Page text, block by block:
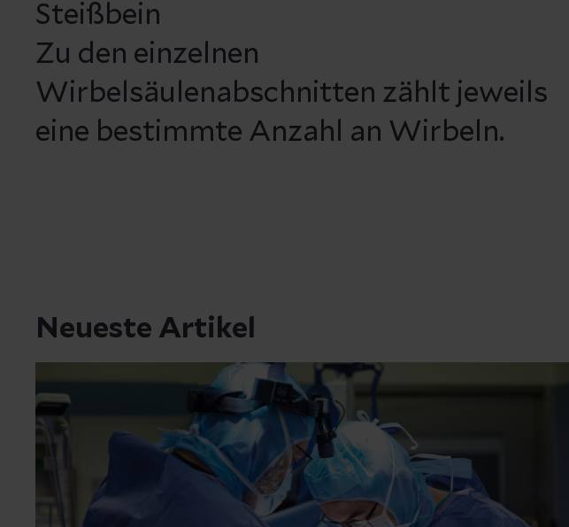
Steißbein
Zu den einzelnen
Wirbelsäulenabschnitten zählt jeweils
eine bestimmte Anzahl an Wirbeln.
Neueste Artikel